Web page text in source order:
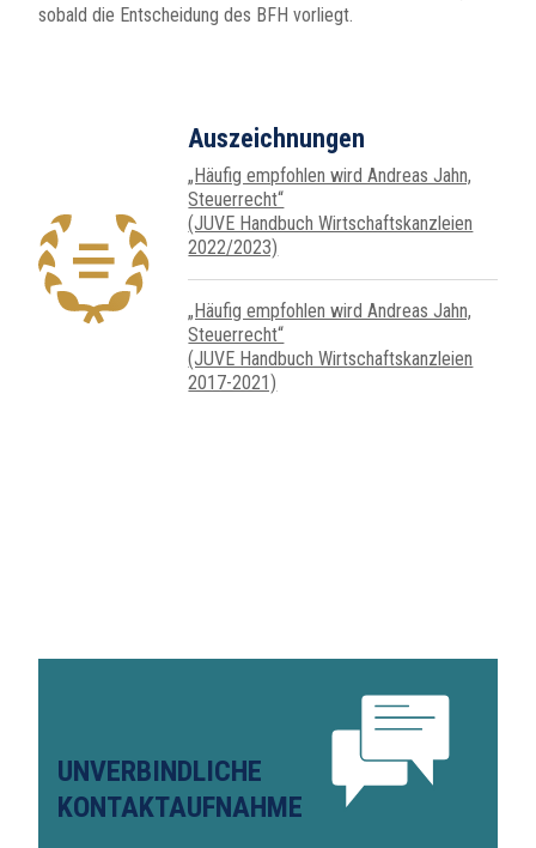
sobald die Entscheidung des BFH vorliegt.
Auszeichnungen
„Häufig empfohlen wird Andreas Jahn,
Steuer­recht“
(JUVE Handbuch Wirtschafts­kanz­leien
2022/2023)
„Häufig empfohlen wird Andreas Jahn,
Steuer­recht“
(JUVE Handbuch Wirtschafts­kanz­leien
2017-2021)
UNVERBINDLICHE
KONTAKTAUFNAHME